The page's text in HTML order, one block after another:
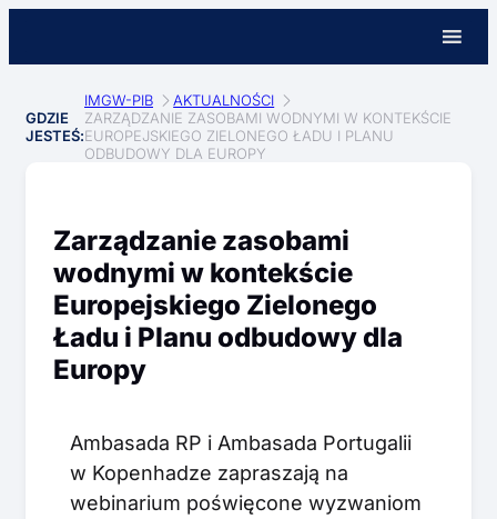
GDZIE
JESTEŚ:
IMGW-PIB
AKTUALNOŚCI
ZARZĄDZANIE ZASOBAMI WODNYMI W KONTEKŚCIE
EUROPEJSKIEGO ZIELONEGO ŁADU I PLANU
ODBUDOWY DLA EUROPY
Zarządzanie zasobami
wodnymi w kontekście
Europejskiego Zielonego
Ładu i Planu odbudowy dla
Europy
Ambasada RP i Ambasada Portugalii
w Kopenhadze zapraszają na
webinarium poświęcone wyzwaniom